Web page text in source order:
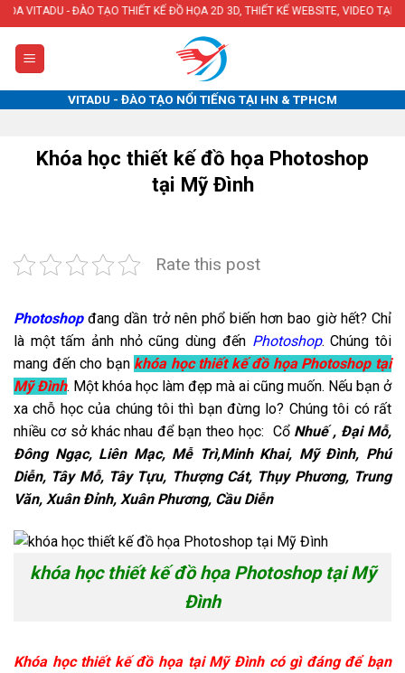
Skip
to
content
TẠO THIẾT KẾ ĐỒ HỌA 2D 3D, THIẾT KẾ WEBSITE, VIDEO TẠI HÀ NỘI & TPHCM
VITADU - ĐÀO TẠO NỔI TIẾNG TẠI HN & TPHCM
Khóa học thiết kế đồ họa Photoshop
tại Mỹ Đình
Rate this post
Photoshop đang dần trở nên phổ biến hơn bao giờ hết? Chỉ
là một tấm ảnh nhỏ cũng dùng đến Photoshop. Chúng tôi
mang đến cho bạn khóa học thiết kế đồ họa Photoshop tại
Mỹ Đình. Một khóa học làm đẹp mà ai cũng muốn. Nếu bạn ở
xa chỗ học của chúng tôi thì bạn đừng lo? Chúng tôi có rất
nhiều cơ sở khác nhau để bạn theo học: Cổ Nhuế , Đại Mỗ,
Đông Ngạc, Liên Mạc, Mễ Trì,Minh Khai, Mỹ Đình, Phú
Diễn, Tây Mỗ, Tây Tựu, Thượng Cát, Thụy Phương, Trung
Văn, Xuân Đỉnh, Xuân Phương, Cầu Diễn
khóa học thiết kế đồ họa Photoshop tại Mỹ
Đình
Khóa học thiết kế đồ họa tại Mỹ Đình có gì đáng để bạn